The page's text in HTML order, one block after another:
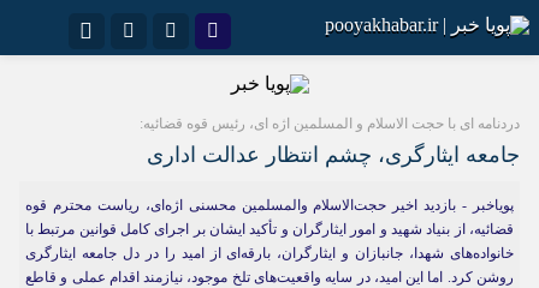
سروش ایتا
رمز عبور
مرا به خاطر بسپار
دردنامه ای با حجت الاسلام و المسلمین اژه ای، رئیس قوه قضائیه:
جامعه ایثارگری، چشم انتظار عدالت اداری
پویاخبر - بازدید اخیر حجت‌الاسلام والمسلمین محسنی اژه‌ای، ریاست محترم قوه
قضائیه، از بنیاد شهید و امور ایثارگران و تأکید ایشان بر اجرای کامل قوانین مرتبط با
خانواده‌های شهدا، جانبازان و ایثارگران، بارقه‌ای از امید را در دل جامعه ایثارگری
روشن کرد. اما این امید، در سایه واقعیت‌های تلخ موجود، نیازمند اقدام عملی و قاطع